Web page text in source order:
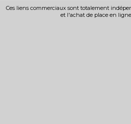
Ces liens commerciaux sont totalement
et l'achat de place en